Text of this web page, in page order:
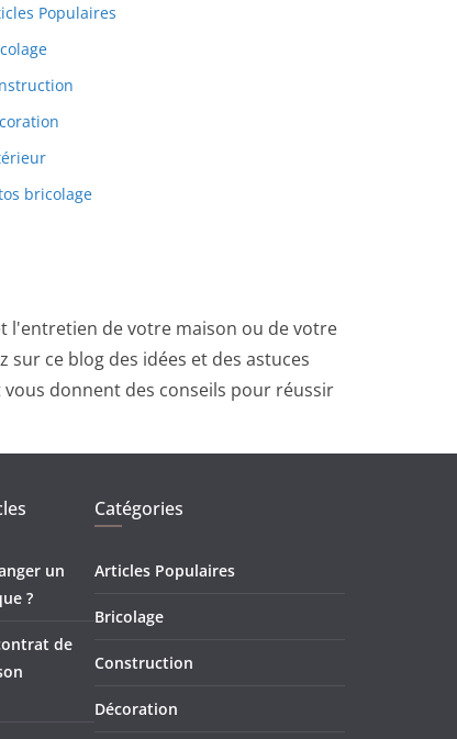
Populaires
bricolage
l'entretien de votre maison ou de votre
ce blog des idées et des astuces
donnent des conseils pour réussir
un
?
de
Catégories
Articles Populaires
Bricolage
Construction
Décoration